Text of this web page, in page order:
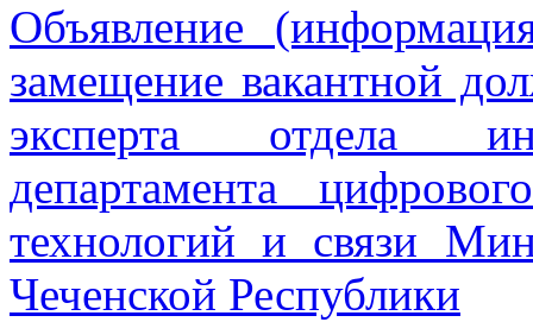
Объявление
замещение вакантной
эксперта отдела
департамента
технологий и связи
Чеченской Республики